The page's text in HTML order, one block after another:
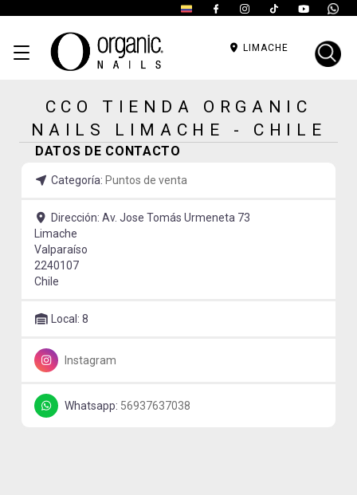
LIMACHE
CCO TIENDA ORGANIC
NAILS LIMACHE - CHILE
DATOS DE CONTACTO
Categoría: Puntos de venta
Dirección: Av. Jose Tomás Urmeneta 73
Limache
Valparaíso
2240107
Chile
Local: 8
Instagram
Whatsapp: 56937637038